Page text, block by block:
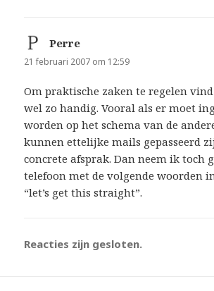
Perre
21 februari 2007 om 12:59
Om praktische zaken te regelen
wel zo handig. Vooral als er moet
worden op het schema van de
kunnen ettelijke mails gepasseerd
concrete afsprak. Dan neem ik toch
telefoon met de volgende woorden
“let’s get this straight”.
Reacties zijn gesloten.